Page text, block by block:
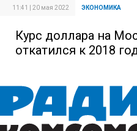
11:41 | 20 мая 2022 ЭКОНОМИКА
Курс доллара на
откатился к 2018